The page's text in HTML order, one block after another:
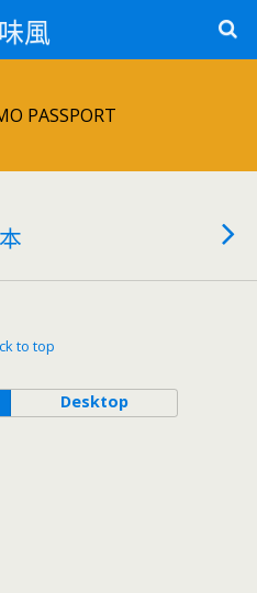
風
PASSPORT
to top
Desktop